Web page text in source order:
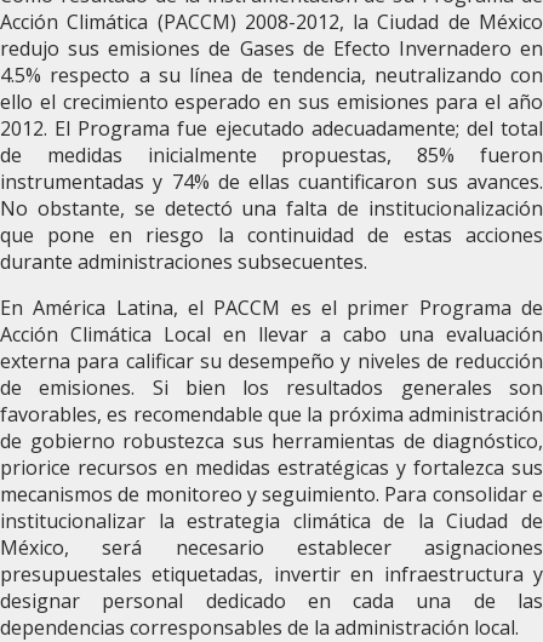
Acción Climática (PACCM) 2008-2012, la Ciudad de México
redujo sus emisiones de Gases de Efecto Invernadero en
4.5% respecto a su línea de tendencia, neutralizando con
ello el crecimiento esperado en sus emisiones para el año
2012. El Programa fue ejecutado adecuadamente; del total
de medidas inicialmente propuestas, 85% fueron
instrumentadas y 74% de ellas cuantificaron sus avances.
No obstante, se detectó una falta de institucionalización
que pone en riesgo la continuidad de estas acciones
durante administraciones subsecuentes.
En América Latina, el PACCM es el primer Programa de
Acción Climática Local en llevar a cabo una evaluación
externa para calificar su desempeño y niveles de reducción
de emisiones. Si bien los resultados generales son
favorables, es recomendable que la próxima administración
de gobierno robustezca sus herramientas de diagnóstico,
priorice recursos en medidas estratégicas y fortalezca sus
mecanismos de monitoreo y seguimiento. Para consolidar e
institucionalizar la estrategia climática de la Ciudad de
México, será necesario establecer asignaciones
presupuestales etiquetadas, invertir en infraestructura y
designar personal dedicado en cada una de las
dependencias corresponsables de la administración local.